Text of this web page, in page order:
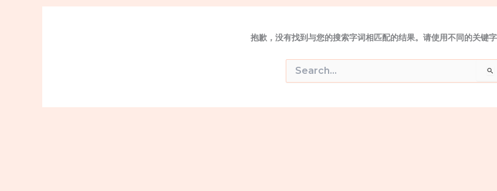
抱歉，没有找到与您的搜索字词相匹配的结果。请使用不同的关键字
索：